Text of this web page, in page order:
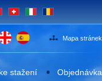
CH
Mapa stránek
stažení Objednávka